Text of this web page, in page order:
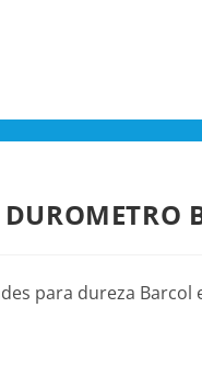
para dureza